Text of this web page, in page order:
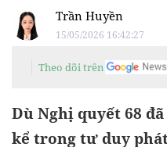
Trần Huyền
15/05/2026 16:42:27
Theo dõi trên
Dù Nghị quyết 68
kể trong tư duy